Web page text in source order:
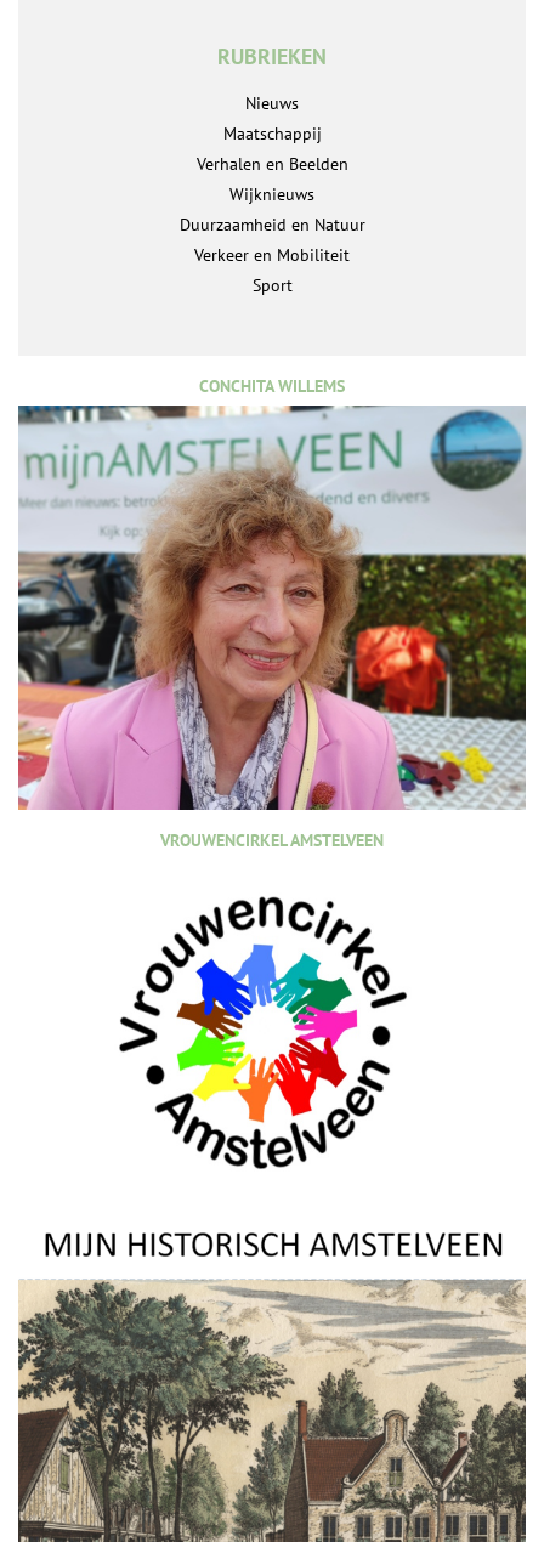
RUBRIEKEN
Nieuws
Maatschappij
Verhalen en Beelden
Wijknieuws
Duurzaamheid en Natuur
Verkeer en Mobiliteit
Sport
CONCHITA WILLEMS
VROUWENCIRKEL AMSTELVEEN